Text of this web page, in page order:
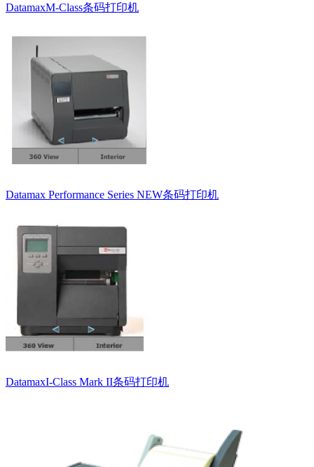
DatamaxM-Class条码打印机
Datamax Performance Series NEW条码打印机
DatamaxI-Class Mark II条码打印机